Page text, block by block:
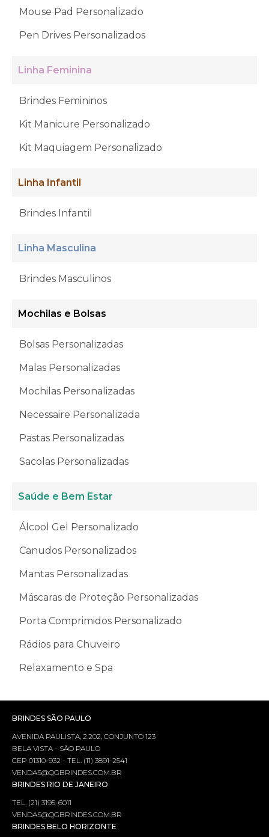
Mouse Pad Personalizado
Pen Drives Personalizados
Linha Feminina
Brindes Femininos
Kit Manicure Personalizado
Kit Maquiagem Personalizado
Linha Infantil
Brindes Infantil
Linha Masculina
Brindes Masculinos
Mochilas e Bolsas
Bolsas Personalizadas
Malas Personalizadas
Mochilas Personalizadas
Necessaire Personalizada
Pastas Personalizadas
Sacolas Personalizadas
Saúde e Bem Estar
Álcool Gel Personalizado
Canudos Personalizados
Mantas Personalizadas
Máscaras de Proteção Personalizadas
Porta Comprimidos Personalizado
Rádios para Chuveiro
Relaxamento e Spa
BRINDES SÃO PAULO
AVENIDA PAULISTA, 2.202, CONJUNTO 123
BELA VISTA - SÃO PAULO
CEP 01310-932 - TEL. (11) 3891-2541
VENDAS@QGBRINDES.COM.BR
BRINDES RIO DE JANEIRO
TEL. (21) 3195-6011
VENDAS@QGBRINDES.COM.BR
BRINDES BELO HORIZONTE